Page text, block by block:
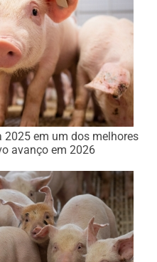
em um dos melhores
avanço em 2026